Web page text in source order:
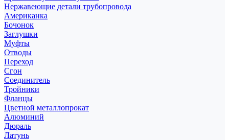
Нержавеющие детали трубопровода
Американка
Бочонок
Заглушки
Муфты
Отводы
Переход
Сгон
Соединитель
Тройники
Фланцы
Цветной металлопрокат
Алюминий
Дюраль
Латунь